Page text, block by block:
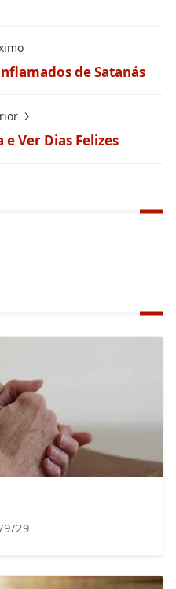
de Satanás
Ver Dias Felizes
9/29